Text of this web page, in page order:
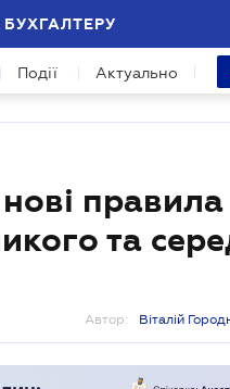
БУХГАЛТЕРУ
Події Актуально
та
Автор: Віталій